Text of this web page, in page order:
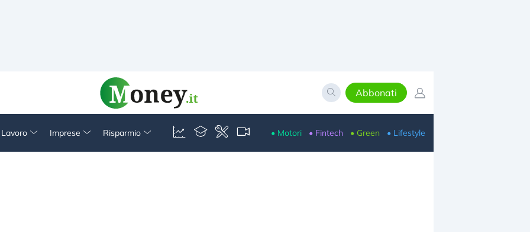
Abbonati
Imprese Risparmio • Motori • Fintech • Green • Lifestyle